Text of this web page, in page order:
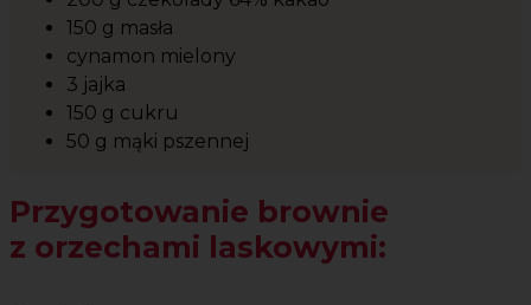
150 g masła
cynamon mielony
3 jajka
150 g cukru
50 g mąki pszennej
Przygotowanie brownie
z orzechami laskowymi: